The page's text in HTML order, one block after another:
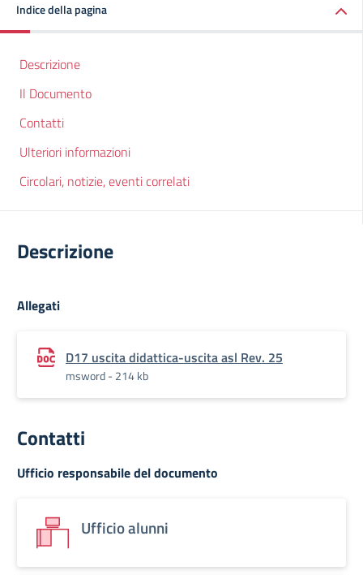
Indice della pagina
Descrizione
Il Documento
Contatti
Ulteriori informazioni
Circolari, notizie, eventi correlati
Descrizione
Allegati
D17 uscita didattica-uscita asl Rev. 25
msword - 214 kb
Contatti
Ufficio responsabile del documento
Ufficio alunni